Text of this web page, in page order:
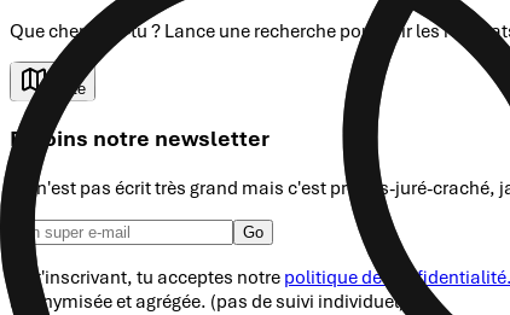
Que cherches-tu ? Lance une recherche pour voir les
Carte
Rejoins notre newsletter
Ce n'est pas écrit très grand mais c'est promis-juré-
Go
En t'inscrivant, tu acceptes notre politique de confidentialité.
anonymisée et agrégée. (pas de suivi individuel)